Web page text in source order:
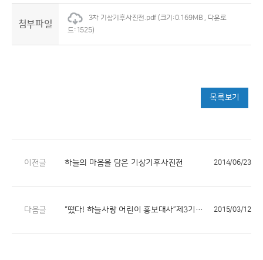
첨부파일
3차 기상기후사진전.pdf (크기:0.169MB , 다운로
드:1525)
목록보기
이전글 하늘의 마음을 담은 기상기후사진전 2014/06/23
다음글 “떴다! 하늘사랑 어린이 홍보대사”제3기 모집 2015/03/12